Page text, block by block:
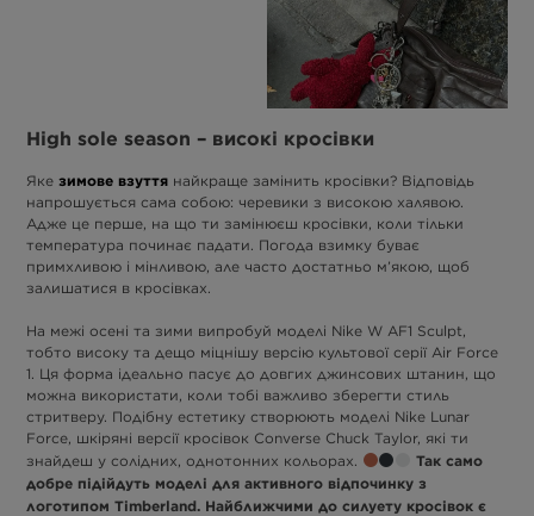
High sole season – високі кросівки
Яке зимове взуття найкраще замінить кросівки? Відповідь
напрошується сама собою: черевики з високою халявою.
Адже це перше, на що ти замінюєш кросівки, коли тільки
температура починає падати. Погода взимку буває
примхливою і мінливою, але часто достатньо м’якою, щоб
залишатися в кросівках.
На межі осені та зими випробуй моделі Nike W AF1 Sculpt,
тобто високу та дещо міцнішу версію культової серії Air Force
1. Ця форма ідеально пасує до довгих джинсових штанин, що
можна використати, коли тобі важливо зберегти стиль
стритверу. Подібну естетику створюють моделі Nike Lunar
Force, шкіряні версії кросівок Converse Chuck Taylor, які ти
знайдеш у солідних, однотонних кольорах.
Так само
добре підійдуть моделі для активного відпочинку з
логотипом Timberland. Найближчими до силуету кросівок є